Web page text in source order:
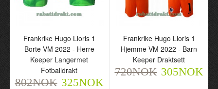
Frankrike Hugo Lloris 1
Hjemme VM 2022 - Herre
Keeper Langermet
Frankrike Hugo Lloris 1
Borte VM 2022 - Herre
Keeper Langermet
Fotballdrakt
802NOK 325NOK
Frankrike Hugo Lloris 1
Hjemme VM 2022 - Barn
Keeper Draktsett
720NOK 305NOK